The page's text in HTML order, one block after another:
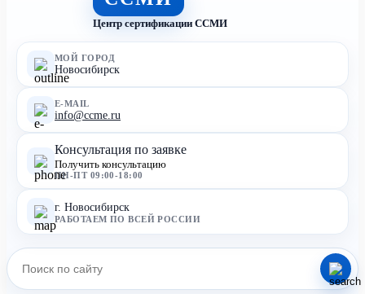
Центр сертификации ССМИ
МОЙ ГОРОД
Новосибирск
E-MAIL
info@ccme.ru
Консультация по заявке
Получить консультацию
ПН-ПТ 09:00-18:00
г. Новосибирск
РАБОТАЕМ ПО ВСЕЙ РОССИИ